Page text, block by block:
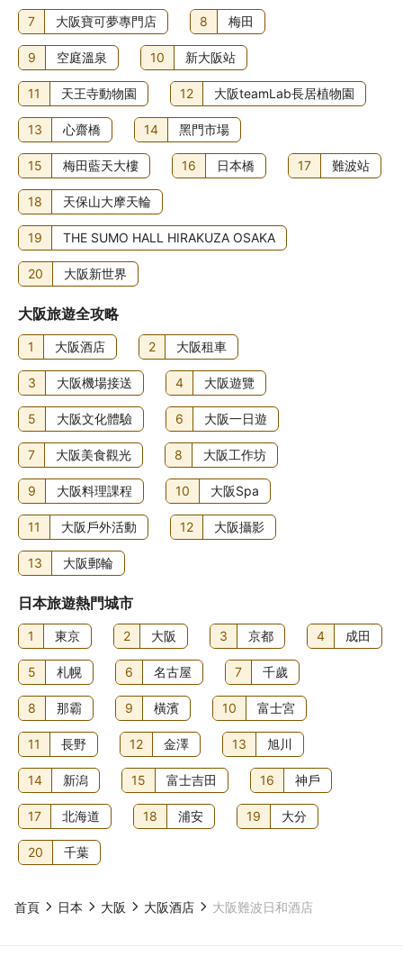
快朵頤。不妨到店內的酒吧/酒廊點杯心愛飲品，盡情解渴！
住宿每日 07:00 至 10:00 供應自助早餐，費用另計。
7 大阪寶可夢專門店 8 梅田
9 空庭溫泉 10 新大阪站
11 天王寺動物園 12 大阪teamLab長居植物園
13 心齋橋 14 黑門市場
15 梅田藍天大樓 16 日本橋 17 難波站
18 天保山大摩天輪
19 THE SUMO HALL HIRAKUZA OSAKA
20 大阪新世界
大阪旅遊全攻略
1 大阪酒店 2 大阪租車
3 大阪機場接送 4 大阪遊覽
5 大阪文化體驗 6 大阪一日遊
7 大阪美食觀光 8 大阪工作坊
9 大阪料理課程 10 大阪Spa
11 大阪戶外活動 12 大阪攝影
13 大阪郵輪
日本旅遊熱門城市
1 東京 2 大阪 3 京都 4 成田
5 札幌 6 名古屋 7 千歲
8 那霸 9 橫濱 10 富士宮
11 長野 12 金澤 13 旭川
14 新潟 15 富士吉田 16 神戶
17 北海道 18 浦安 19 大分
20 千葉
首頁 日本 大阪 大阪酒店 大阪難波日和酒店